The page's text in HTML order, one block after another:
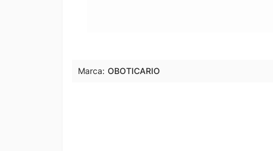
Marca: OBOTICARIO